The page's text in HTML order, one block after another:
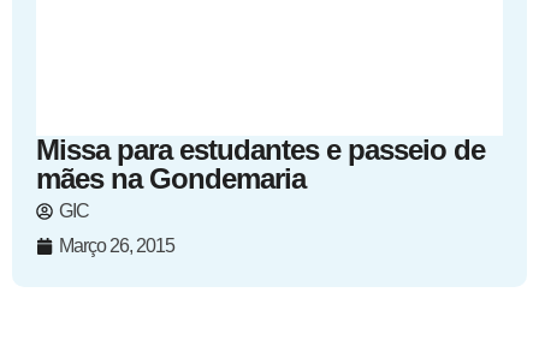
Missa para estudantes e passeio de
mães na Gondemaria
GIC
Março 26, 2015